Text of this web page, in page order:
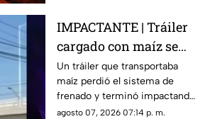
IMPACTANTE | Tráiler
cargado con maíz se
queda sin frenos y
embiste a siete
vehículos
Un tráiler que transportaba
maíz perdió el sistema de
frenado y terminó impactando
a siete vehículos que
agosto 07, 2026 07:14 p. m.